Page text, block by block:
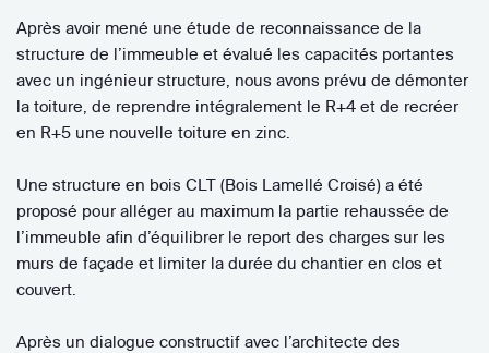
Après avoir mené une étude de reconnaissance de la
structure de l’immeuble et évalué les capacités portantes
avec un ingénieur structure, nous avons prévu de démonter
la toiture, de reprendre intégralement le R+4 et de recréer
en R+5 une nouvelle toiture en zinc.
Une structure en bois CLT (Bois Lamellé Croisé) a été
proposé pour alléger au maximum la partie rehaussée de
l’immeuble afin d’équilibrer le report des charges sur les
murs de façade et limiter la durée du chantier en clos et
couvert.
Après un dialogue constructif avec l’architecte des